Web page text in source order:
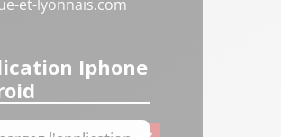
et-lyonnais.com
Iphone